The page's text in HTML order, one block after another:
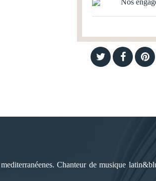
Chanteur de musique